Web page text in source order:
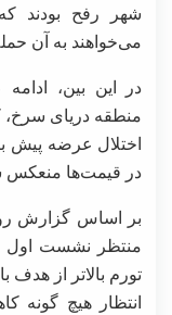
شهر رفح بودند
می‌خواهند به آن
در این بین،
منطقه دریای سرخ،
اختلال عرضه پیش
در قیمت‌ها منعکس
بر اساس گزارش
منتظر نشست اول
تورم بالاتر از هدف
انتظار هیچ گونه